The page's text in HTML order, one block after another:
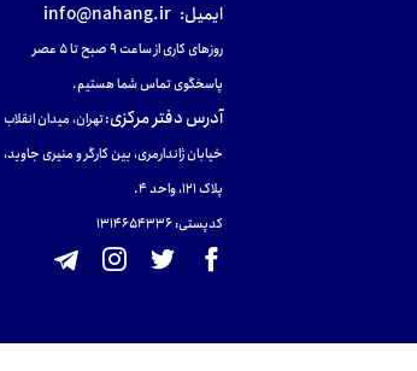
ایمیل: info@nahang.ir
روزهای کاری از ساعت ۹ صبح تا ۵ عصر
پاسخگوی تماس شما هستیم.
آدرس دفتر مرکزی:تهران، میدان انقلاب
خیابان ژاندارمری، بین کارگر و منیری جاوید،
پلاک 121، واحد ۴.
کدپستی: 131465433۶